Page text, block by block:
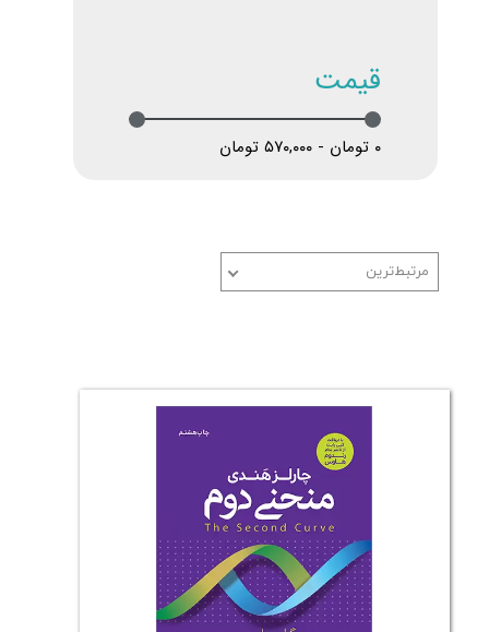
مرتبط‌ترین
قیمت
۰ تومان - ۵۷۰,۰۰۰ تومان